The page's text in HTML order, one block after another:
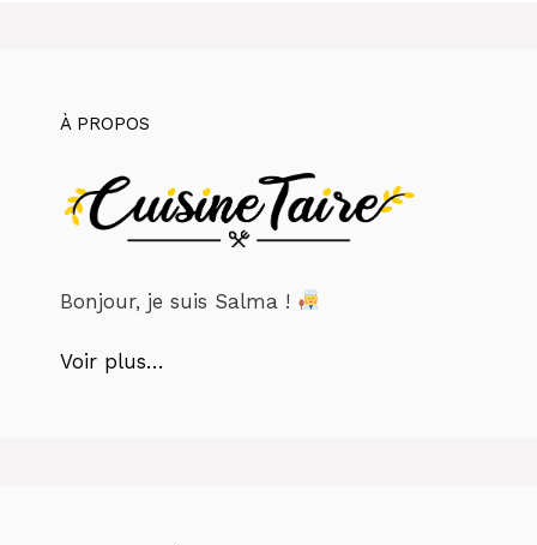
À PROPOS
Bonjour, je suis Salma !
Voir plus…